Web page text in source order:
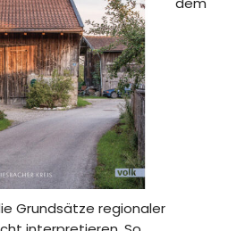
Grundsätze regionaler